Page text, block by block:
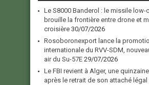
Le S8000 Banderol : le missile low-
brouille la frontière entre drone et
croisière 30/07/2026
Rosoboronexport lance la
internationale du RVV-SDM,
air du Su-57E 29/07/2026
Le FBI revient à Alger, une
après le retrait de son attaché légal